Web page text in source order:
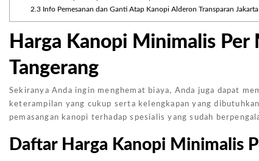
2.3Info Pemesanan dan Ganti Atap Kanopi Alderon Transparan Jakarta
Harga Kanopi Minimalis
Tangerang
Sekiranya Anda ingin menghemat biaya, Anda juga dapat
keterampilan yang cukup serta kelengkapan yang
pemasangan kanopi terhadap spesialis yang sudah
Daftar Harga Kanopi Minimalis